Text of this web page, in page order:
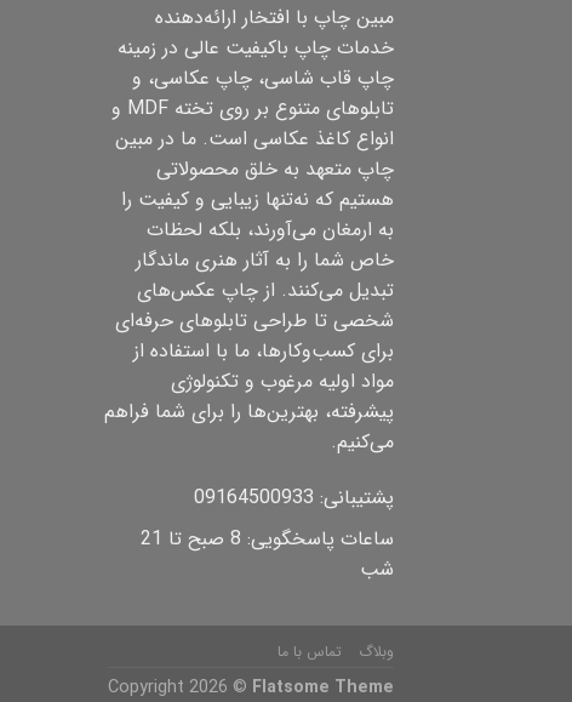
مبین چاپ با افتخار ارائه‌دهنده
خدمات چاپ باکیفیت عالی در زمینه
چاپ قاب شاسی، چاپ عکاسی، و
تابلوهای متنوع بر روی تخته MDF و
انواع کاغذ عکاسی است. ما در مبین
چاپ متعهد به خلق محصولاتی
هستیم که نه‌تنها زیبایی و کیفیت را
به ارمغان می‌آورند، بلکه لحظات
خاص شما را به آثار هنری ماندگار
تبدیل می‌کنند. از چاپ عکس‌های
شخصی تا طراحی تابلوهای حرفه‌ای
برای کسب‌وکارها، ما با استفاده از
مواد اولیه مرغوب و تکنولوژی
پیشرفته، بهترین‌ها را برای شما فراهم
می‌کنیم.
پشتیبانی: 09164500933
ساعات پاسخگویی: 8 صبح تا 21
شب
وبلاگ تماس با ما
Copyright 2026 © Flatsome Theme